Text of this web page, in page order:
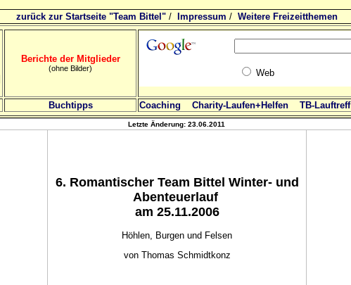
zurück zur Startseite "Team Bittel"/ Impressum / Weitere Freizeitthemen
Berichte der Mitglieder
(ohne Bilder) Web
Buchtipps Coaching Charity-Laufen+Helfen TB-Lauftreff
Letzte Änderung: 23.06.2011
6. Romantischer Team Bittel Winter- und
Abenteuerlauf
am 25.11.2006
Höhlen, Burgen und Felsen
von Thomas Schmidtkonz